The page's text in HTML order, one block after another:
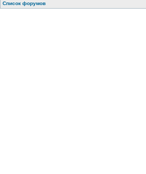
Список форумов